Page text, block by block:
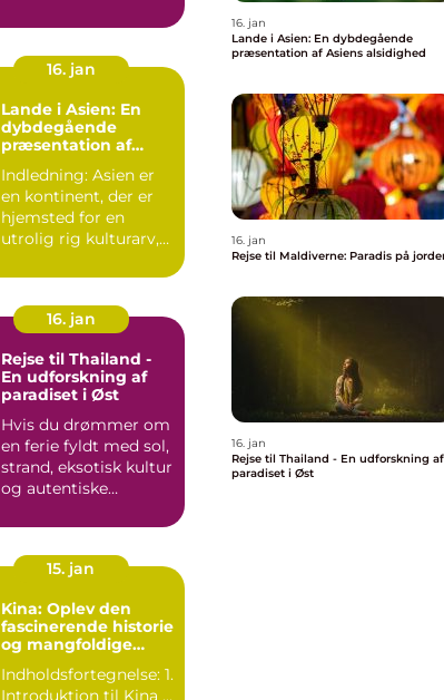
Uanse...
16. jan
Lande i Asien: En
dybdegående
præsentation af
Indledning: Asien er
en kontinent, der er
hjemsted for en
utrolig rig kulturarv,
16. jan
Rejse til Thailand -
En udforskning af
paradiset i Øst
Hvis du drømmer om
en ferie fyldt med sol,
strand, eksotisk kultur
og autentiske
15. jan
Kina: Oplev den
fascinerende historie
og mangfoldige
rige
Indholdsfortegnelse: 1.
Introduktion til Kina ...
16. jan
Lande i Asien: En dybdegående
præsentation af Asiens alsidighed
16. jan
Rejse til Maldiverne: Paradis på
16. jan
Rejse til Thailand - En udforskning af
paradiset i Øst